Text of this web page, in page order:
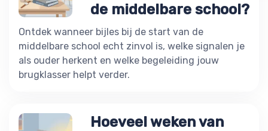
de middelbare school?
Ontdek wanneer bijles bij de start van de
middelbare school echt zinvol is, welke signalen je
als ouder herkent en welke begeleiding jouw
brugklasser helpt verder.
Hoeveel weken van